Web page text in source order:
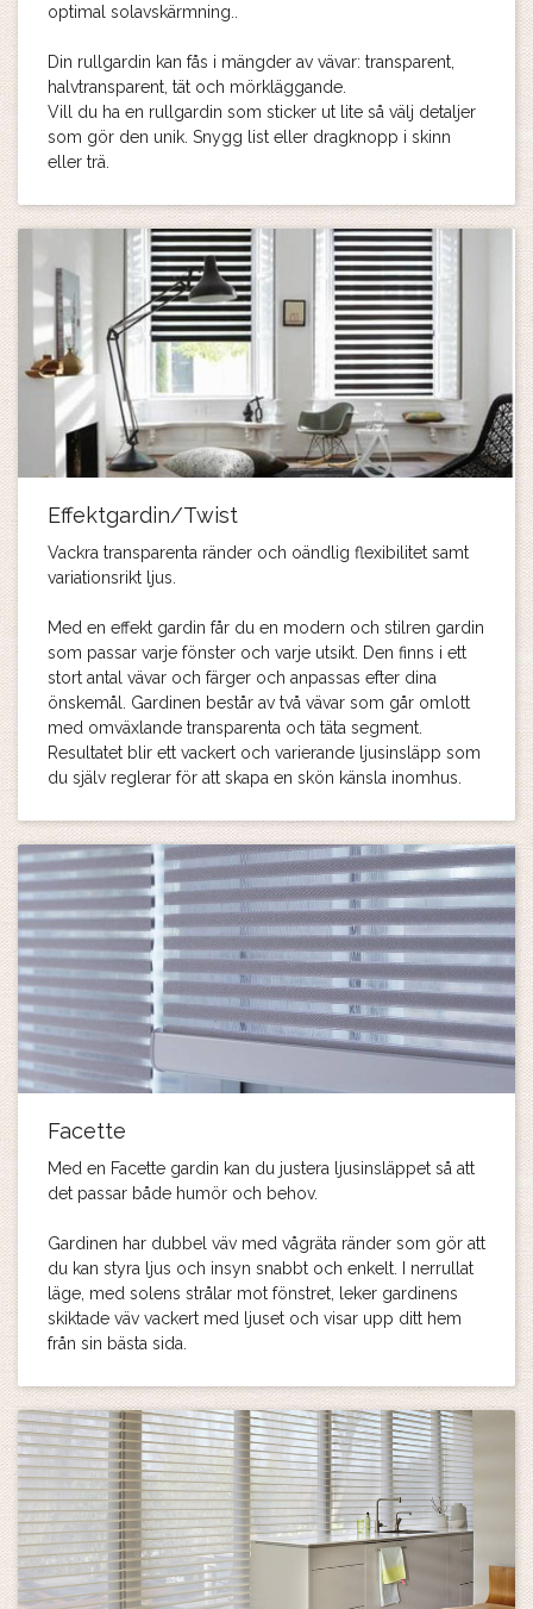
optimal solavskärmning..
Din rullgardin kan fås i mängder av vävar: transparent,
halvtransparent, tät och mörkläggande.
Vill du ha en rullgardin som sticker ut lite så välj detaljer
som gör den unik. Snygg list eller dragknopp i skinn
eller trä.
Effektgardin/Twist
Vackra transparenta ränder och oändlig flexibilitet samt
variationsrikt ljus.
Med en effekt gardin får du en modern och stilren gardin
som passar varje fönster och varje utsikt. Den finns i ett
stort antal vävar och färger och anpassas efter dina
önskemål. Gardinen består av två vävar som går omlott
med omväxlande transparenta och täta segment.
Resultatet blir ett vackert och varierande ljusinsläpp som
du själv reglerar för att skapa en skön känsla inomhus.
Facette
Med en Facette gardin kan du justera ljusinsläppet så att
det passar både humör och behov.
Gardinen har dubbel väv med vågräta ränder som gör att
du kan styra ljus och insyn snabbt och enkelt. I nerrullat
läge, med solens strålar mot fönstret, leker gardinens
skiktade väv vackert med ljuset och visar upp ditt hem
från sin bästa sida.